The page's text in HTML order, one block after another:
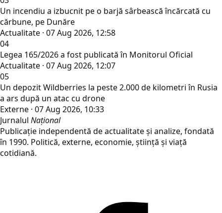
Un incendiu a izbucnit pe o barjă sârbească încărcată cu
cărbune, pe Dunăre
Actualitate · 07 Aug 2026, 12:58
04
Legea 165/2026 a fost publicată în Monitorul Oficial
Actualitate · 07 Aug 2026, 12:07
05
Un depozit Wildberries la peste 2.000 de kilometri în Rusia
a ars după un atac cu drone
Externe · 07 Aug 2026, 10:33
Jurnalul Național
Publicație independentă de actualitate și analize, fondată
în 1990. Politică, externe, economie, știință și viață
cotidiană.